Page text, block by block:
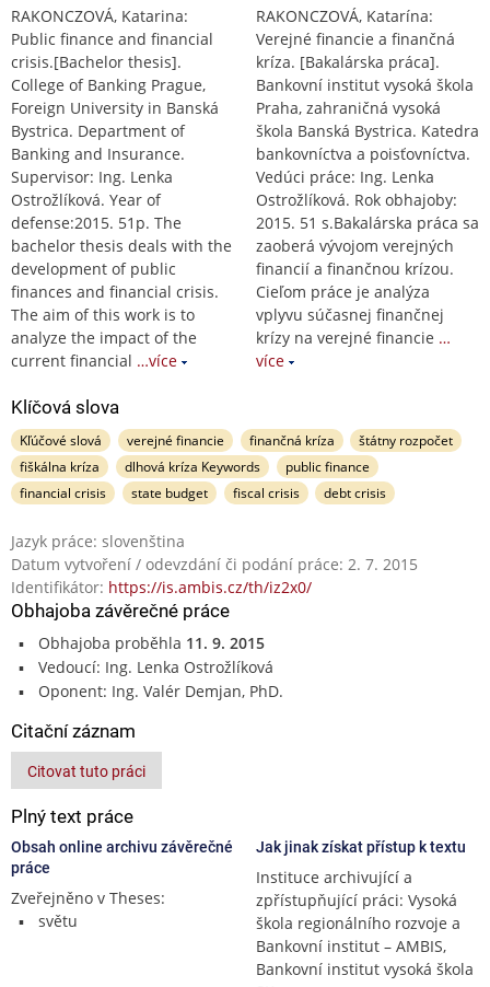
RAKONCZOVÁ, Katarina:
Public finance and financial
crisis.[Bachelor thesis].
College of Banking Prague,
Foreign University in Banská
Bystrica. Department of
Banking and Insurance.
Supervisor: Ing. Lenka
Ostrožlíková. Year of
defense:2015. 51p. The
bachelor thesis deals with the
development of public
finances and financial crisis.
The aim of this work is to
analyze the impact of the
current financial …více
RAKONCZOVÁ, Katarína:
Verejné financie a finančná
kríza. [Bakalárska práca].
Bankovní institut vysoká škola
Praha, zahraničná vysoká
škola Banská Bystrica. Katedra
bankovníctva a poisťovníctva.
Vedúci práce: Ing. Lenka
Ostrožlíková. Rok obhajoby:
2015. 51 s.Bakalárska práca sa
zaoberá vývojom verejných
financií a finančnou krízou.
Cieľom práce je analýza
vplyvu súčasnej finančnej
krízy na verejné financie …
více
Klíčová slova
Kľúčové slová verejné financie finančná kríza
štátny rozpočet
fiškálna kríza
dlhová kríza Keywords
public finance
financial crisis
state budget fiscal crisis debt crisis
Jazyk práce: slovenština
Datum vytvoření / odevzdání či podání práce: 2. 7. 2015
Identifikátor: https://is.ambis.cz/th/iz2x0/
Obhajoba závěrečné práce
Obhajoba proběhla 11. 9. 2015
Vedoucí: Ing. Lenka Ostrožlíková
Oponent: Ing. Valér Demjan, PhD.
Citační záznam
Citovat tuto práci
Plný text práce
Obsah online archivu závěrečné
práce
Zveřejněno v Theses:
světu
Jak jinak získat přístup k textu
Instituce archivující a
zpřístupňující práci: Vysoká
škola regionálního rozvoje a
Bankovní institut – AMBIS,
Bankovní institut vysoká škola